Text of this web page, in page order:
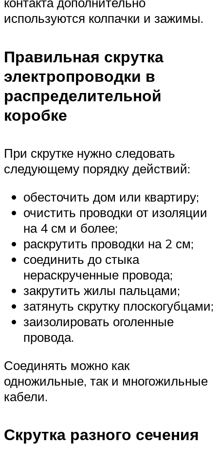
используются колпачки и зажимы.
Правильная скрутка
электропроводки в
распределительной
коробке
При скрутке нужно следовать
следующему порядку действий:
обесточить дом или квартиру;
очистить проводки от изоляции
на 4 см и более;
раскрутить проводки на 2 см;
соединить до стыка
нераскрученные провода;
закрутить жилы пальцами;
затянуть скрутку плоскогубцами;
заизолировать оголенные
провода.
Соединять можно как
одножильные, так и многожильные
кабели.
Скрутка разного сечения